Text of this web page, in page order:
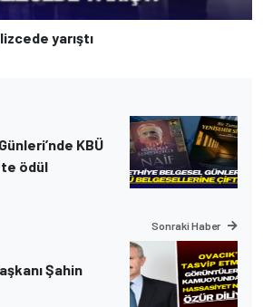
yarıştı
KBÜ
ödül
Sonraki Haber
Şahin